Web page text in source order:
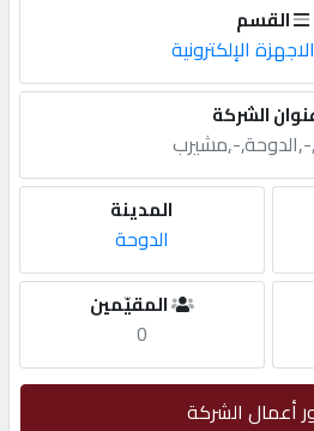
القسم
الإلكترونية
الشركة
,الدوحة,-,مشيرب
المدينة
الدوحة
المقيّمين
0
أعمال الشركة